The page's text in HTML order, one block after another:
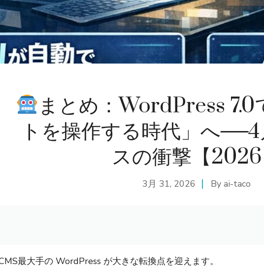
まとめ：WordPress 7.0
トを操作する時代」へ
スの衝撃【2026
3月 31, 2026 By ai-taco
最大手の WordPress が大きな転換点を迎えます。